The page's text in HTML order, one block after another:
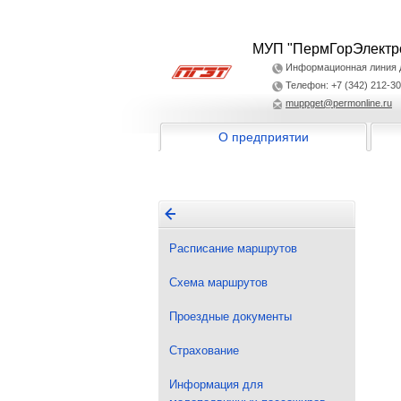
МУП
Информационная линия
Телефон: +7 (342) 212-
muppget@permonline.ru
О предприятии
Расписание маршрутов
Схема маршрутов
Проездные документы
Страхование
Информация для